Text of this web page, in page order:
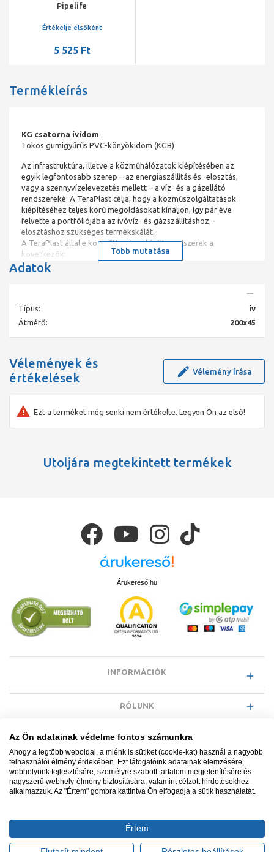
Pipelife
Értékelje elsőként
5 525 Ft
Termékleírás
KG csatorna ívidom
Tokos gumigyűrűs PVC-könyökidom (KGB)
Az infrastruktúra, illetve a közműhálózatok kiépítésében az
egyik legfontosabb szerep – az energiaszállítás és -elosztás,
vagy a szennyvízelevezetés mellett – a víz- és a gázellátó
rendszereké. A TeraPlast célja, hogy a közműszolgáltatások
kiépítéséhez teljes körű megoldásokat kínáljon, így pár éve
felvette a portfóliójába az ivóvíz- és gázszállításhoz, -
elosztáshoz szükséges termékskálát.
A TeraPlast által e közműtípushoz kínált rendszerek a
következők:
• polietiléncsövek és a hozzájuk illeszthető idomok széles
alkalmazásra is;
• kútbéléscsövek - mély kutak kivitelezéséhez;
Több mutatása
Adatok
Típus:
ív
Átmérő:
200x45
Vélemények és
értékelések
Vélemény írása
Ezt a terméket még senki nem értékelte. Legyen Ön az első!
Utoljára megtekintett termékek
Árukereső.hu
INFORMÁCIÓK
RÓLUNK
EGYÉB INFORMÁCIÓK
VÁSÁRLÓI INFORMÁCIÓK
Minden jog fenntartva. © Adatkezelés nyilvántartási száma NAIH-
Az Ön adatainak védelme fontos számunkra
Ahogy a legtöbb weboldal, a miénk is sütiket (cookie-kat) használ a nagyobb
felhasználói élmény érdekében. Ezt látogatóink adatainak elemzésére,
webhelyünk fejlesztésére, személyre szabott tartalom megjelenítésére és
nagyszerű webhely-élmény biztosítására, valamint célzott hirdetésekhez
alkalmazzuk. Az "Értem" gombra kattintva Ön elfogadja a sütik használatát.
Értem